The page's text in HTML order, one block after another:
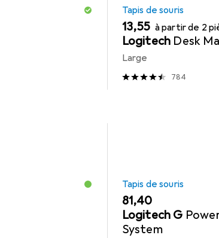
Tapis de souris
EUR
13,55 à partir de 2
Logitech Desk
Large
784
Tapis de souris
EUR
81,40
Logitech G
System